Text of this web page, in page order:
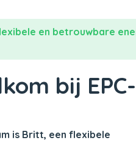
en betrouwbare
bij
is Britt, een flexibele